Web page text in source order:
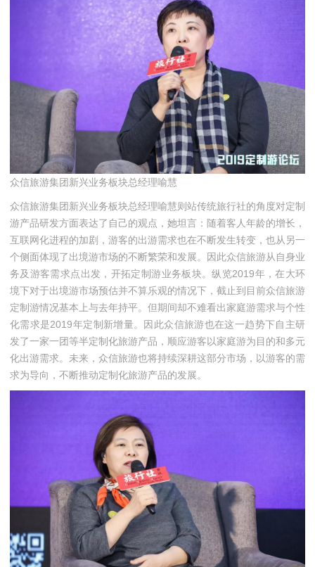
众信旅游集团新兴业务板块总经理喻慧
众信旅游集团新兴业务板块总经理喻慧则站传统旅行社的角度对定制
游产品研发方面表达了自己的观点，她坦言：随着客人年龄的增长，
互联网化进程的加剧，游客的出游需求也在不断发生转变，也从另一
个侧面体现了出境游市场的不断繁荣和发展。因此众信旅游从自身业
务及游客需求点出发，开拓定制游业务板块。纵览2019年，在大环
境下对于出境游市场预估并不算乐观的情况下，截止到目前众信旅游
定制游情况基本上与去年持平。但期间却不难看出家庭游需求与个性
化需求是2019年定制新增量。因此众信旅游也在这一趋势下自主研
发了一家一团等半定制化旅游产品，顺应游客以家庭游为目的和多元
化出游需求。未来，众信旅游也将持续深耕这部分市场，以游客的需
求为导向，不断推动定制化旅游产品的发展。